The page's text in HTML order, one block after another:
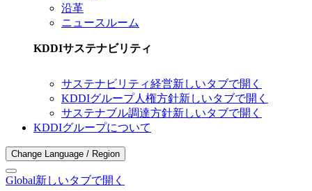
沿革
ニュースルーム
KDDIサステナビリティ
サステナビリティ経営新しいタブで開く
KDDIグループ人権方針新しいタブで開く
サステナブル調達方針新しいタブで開く
KDDIグループについて
Change Language / Region
Global新しいタブで開く